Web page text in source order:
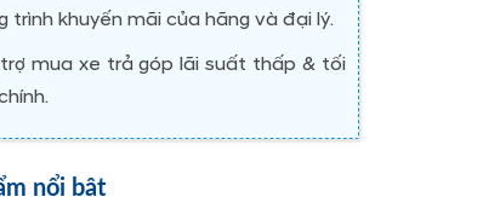
trình khuyến mãi của hãng và đại lý.
mua xe trả góp lãi suất thấp & tối
nổi bật